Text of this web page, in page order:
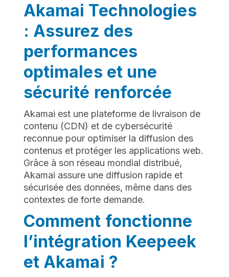
Akamai Technologies
: Assurez des
performances
optimales et une
sécurité renforcée
Akamai est une plateforme de livraison de
contenu (CDN) et de cybersécurité
reconnue pour optimiser la diffusion des
contenus et protéger les applications web.
Grâce à son réseau mondial distribué,
Akamai assure une diffusion rapide et
sécurisée des données, même dans des
contextes de forte demande.
Comment fonctionne
l’intégration Keepeek
et Akamai ?